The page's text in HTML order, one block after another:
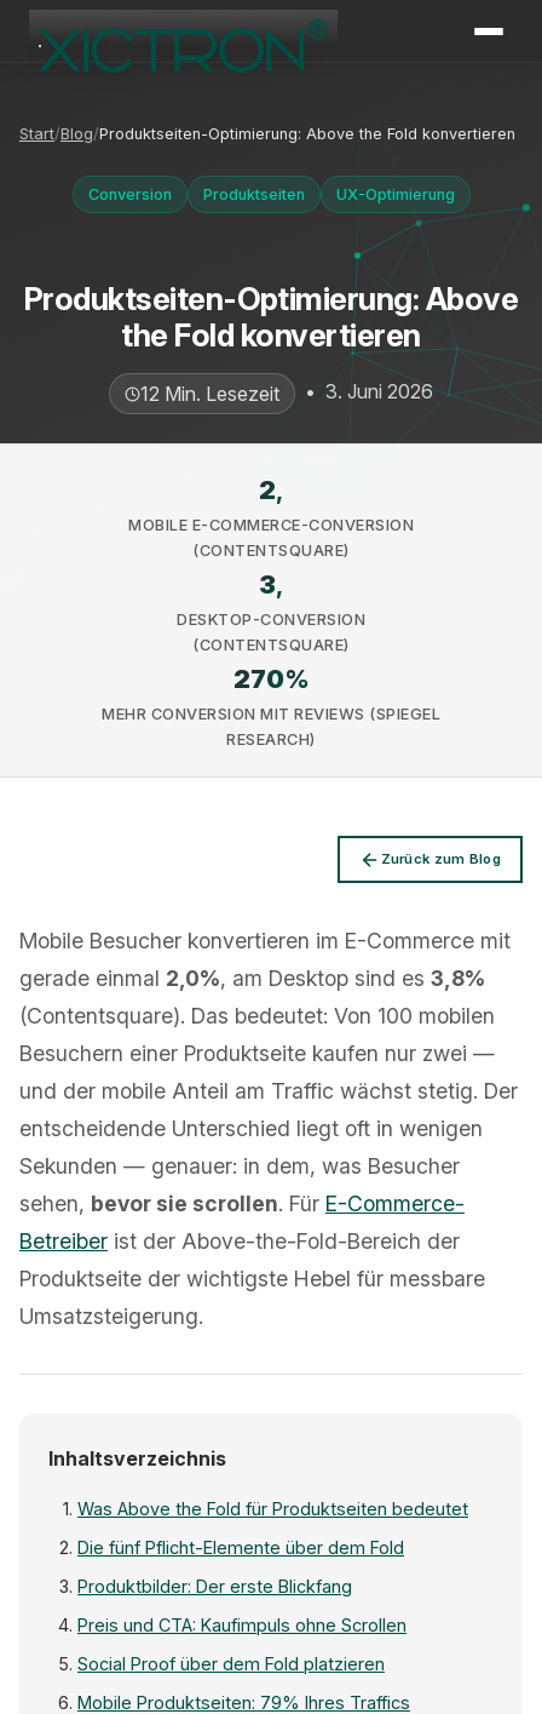
Start Blog Produktseiten-Optimierung: Above the Fold konvertieren
Conversion Produktseiten UX-Optimierung
Produktseiten-Optimierung: Above
the Fold konvertieren
12 Min. Lesezeit • 3. Juni 2026
2,
MOBILE E-COMMERCE-CONVERSION
(CONTENTSQUARE)
3,
DESKTOP-CONVERSION
(CONTENTSQUARE)
270%
MEHR CONVERSION MIT REVIEWS (SPIEGEL
RESEARCH)
Zurück zum Blog
Mobile Besucher konvertieren im E-Commerce mit
gerade einmal 2,0%, am Desktop sind es 3,8%
(Contentsquare). Das bedeutet: Von 100 mobilen
Besuchern einer Produktseite kaufen nur zwei —
und der mobile Anteil am Traffic wächst stetig. Der
entscheidende Unterschied liegt oft in wenigen
Sekunden — genauer: in dem, was Besucher
sehen, bevor sie scrollen. Für E-Commerce-
Betreiber ist der Above-the-Fold-Bereich der
Produktseite der wichtigste Hebel für messbare
Umsatzsteigerung.
Inhaltsverzeichnis
Was Above the Fold für Produktseiten bedeutet
Die fünf Pflicht-Elemente über dem Fold
Produktbilder: Der erste Blickfang
Preis und CTA: Kaufimpuls ohne Scrollen
Social Proof über dem Fold platzieren
Mobile Produktseiten: 79% Ihres Traffics
XICTRON
Datenschutz